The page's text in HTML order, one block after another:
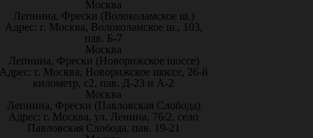
Москва
Лепнина, Фрески (Волоколамское ш.)
Адрес: г. Москва, Волоколамское ш., 103,
пав. Б-7
Москва
Лепнина, Фрески (Новорижское шоссе)
г. Москва, Новорижское шоссе, 26-й
километр, с2, пав. Д-23 и А-2
Москва
Лепнина, Фрески (Павловская Слобода)
Адрес: г. Москва, ул. Ленина, 76/2, село
Павловская Слобода, пав. 19-21